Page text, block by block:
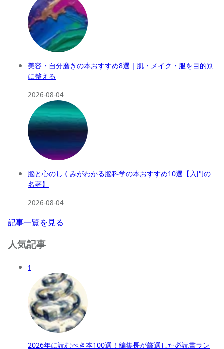
美容・自分磨きの本おすすめ8選｜肌・メイク・服を目的別
に整える
2026-08-04
脳と心のしくみがわかる脳科学の本おすすめ10選【入門の
名著】
2026-08-04
記事一覧を見る
人気記事
1
2026年に読むべき本100選！編集長が厳選した必読書ラン